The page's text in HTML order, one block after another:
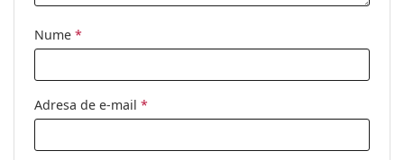
Nume *
Adresa de e-mail *